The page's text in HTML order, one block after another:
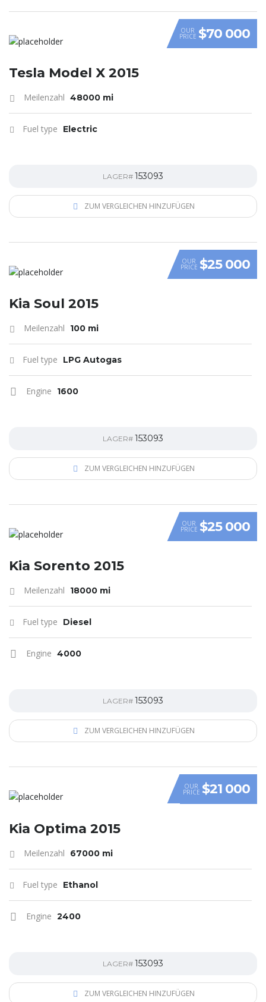
OUR
PRICE $70 000
Tesla Model X 2015
Meilenzahl 48000 mi
Fuel type Electric
LAGER# 153093
ZUM VERGLEICHEN HINZUFÜGEN
VIDEO
OUR
PRICE $25 000
Kia Soul 2015
Meilenzahl 100 mi
Fuel type LPG Autogas
Engine 1600
LAGER# 153093
ZUM VERGLEICHEN HINZUFÜGEN
OUR
PRICE $25 000
Kia Sorento 2015
Meilenzahl 18000 mi
Fuel type Diesel
Engine 4000
LAGER# 153093
ZUM VERGLEICHEN HINZUFÜGEN
OUR
PRICE $21 000
Kia Optima 2015
Meilenzahl 67000 mi
Fuel type Ethanol
Engine 2400
LAGER# 153093
ZUM VERGLEICHEN HINZUFÜGEN